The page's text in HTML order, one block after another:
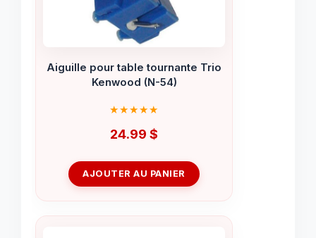
Aiguille pour table tournante Trio
Kenwood (N-54)
24.99 $
AJOUTER AU PANIER